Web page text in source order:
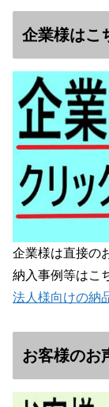
企業様はこ
企業様は直接の
納入事例等はこ
法人様向けの納
お客様のお